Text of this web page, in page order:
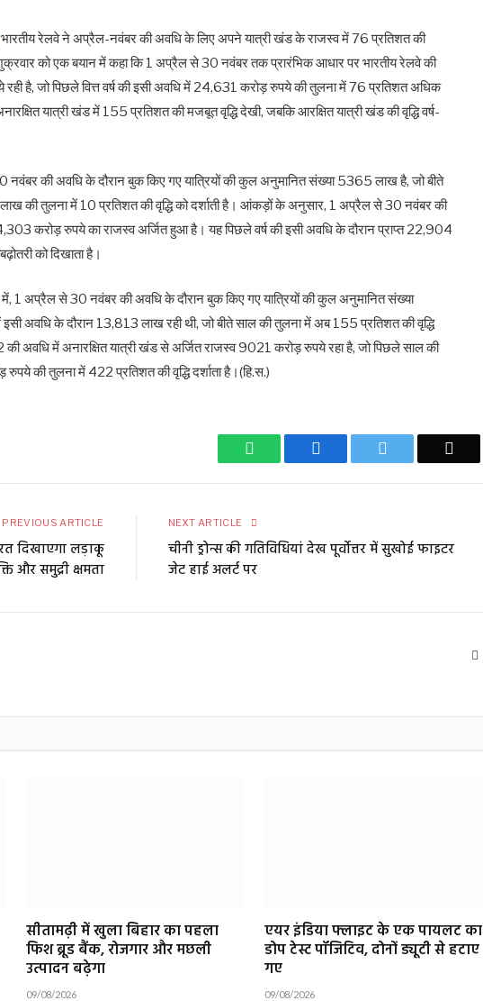
भारतीय रेलवे ने अप्रैल-नवंबर की अवधि के लिए अपने यात्री खंड के राजस्व में 76 प्रतिशत की
को एक बयान में कहा कि 1 अप्रैल से 30 नवंबर तक प्रारंभिक आधार पर भारतीय रेलवे की
है, जो पिछले वित्त वर्ष की इसी अवधि में 24,631 करोड़ रुपये की तुलना में 76 प्रतिशत अधिक
यात्री खंड में 155 प्रतिशत की मजबूत वृद्धि देखी, जबकि आरक्षित यात्री खंड की वृद्धि वर्ष-
की अवधि के दौरान बुक किए गए यात्रियों की कुल अनुमानित संख्या 5365 लाख है, जो बीते
की तुलना में 10 प्रतिशत की वृद्धि को दर्शाती है। आंकड़ों के अनुसार, 1 अप्रैल से 30 नवंबर की
करोड़ रुपये का राजस्व अर्जित हुआ है। यह पिछले वर्ष की इसी अवधि के दौरान प्राप्त 22,904
को दिखाता है।
में, 1 अप्रैल से 30 नवंबर की अवधि के दौरान बुक किए गए यात्रियों की कुल अनुमानित संख्या
अवधि के दौरान 13,813 लाख रही थी, जो बीते साल की तुलना में अब 155 प्रतिशत की वृद्धि
अवधि में अनारक्षित यात्री खंड से अर्जित राजस्व 9021 करोड़ रुपये रहा है, जो पिछले साल की
की तुलना में 422 प्रतिशत की वृद्धि दर्शाता है।(हि.स.)
WhatsApp Facebook
PREVIOUS ARTICLE
दिखाएगा लड़ाकू
और समुद्री क्षमता
NEXT ARTICLE
चीनी ड्रोन्स की गतिविधियां देख पूर्वोत्तर में सुखोई फाइटर
जेट हाई अलर्ट पर
सीतामढ़ी में खुला बिहार का पहला
फिश ब्रूड बैंक, रोजगार और मछली
उत्पादन बढ़ेगा
09/08/2026
एयर इंडिया फ्लाइट के एक पायलट का
डोप टेस्ट पॉजिटिव, दोनों ड्यूटी से हटाए
गए
09/08/2026